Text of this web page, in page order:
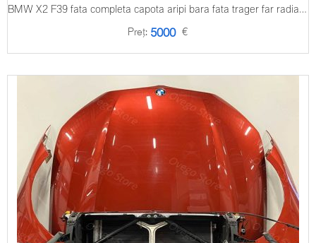
BMW X2 F39 fata completa capota aripi bara fata trager far radiatoare
Preț: 5000 €